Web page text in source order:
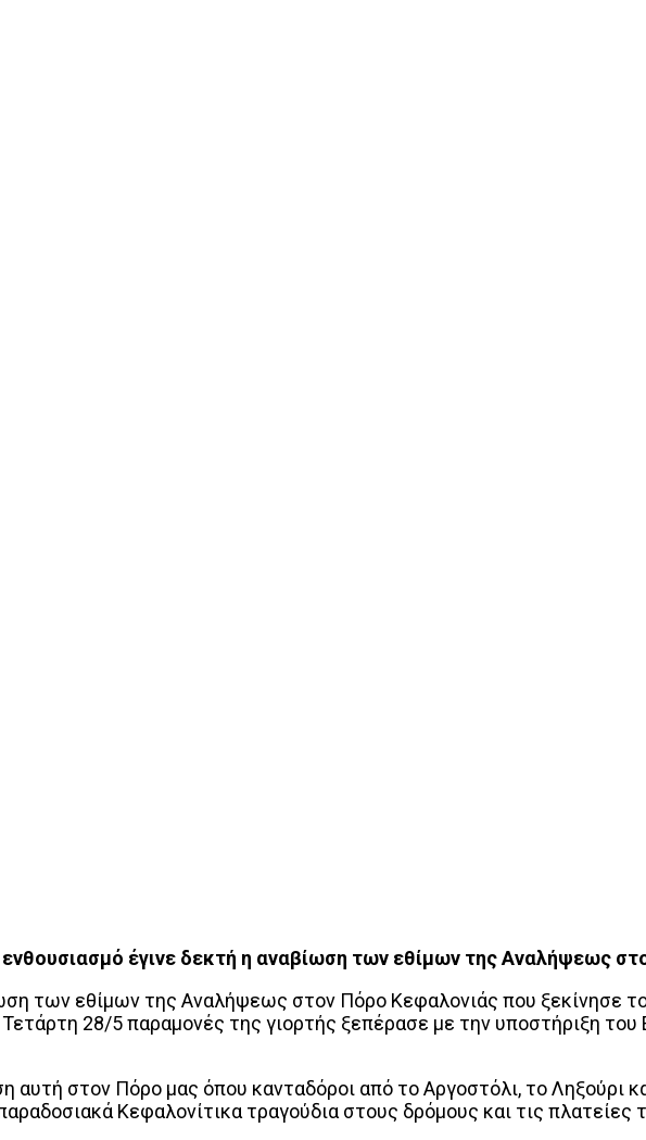
έγινε δεκτή η αναβίωση των εθίμων της Αναλήψεως
των εθίμων της Αναλήψεως στον Πόρο Κεφαλονιάς που ξεκίνησε
28/5 παραμονές της γιορτής ξεπέρασε με την υποστήριξη του
αυτή στον Πόρο μας όπου κανταδόροι από το Αργοστόλι, το Ληξούρι
Κεφαλονίτικα τραγούδια στους δρόμους και τις πλατείες